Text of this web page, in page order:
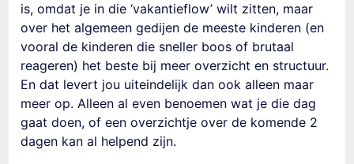
is, omdat je in die ‘vakantieflow’ wilt zitten, maar
over het algemeen gedijen de meeste kinderen (en
vooral de kinderen die sneller boos of brutaal
reageren) het beste bij meer overzicht en structuur.
En dat levert jou uiteindelijk dan ook alleen maar
meer op. Alleen al even benoemen wat je die dag
gaat doen, of een overzichtje over de komende 2
dagen kan al helpend zijn.